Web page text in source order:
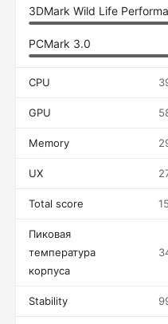
3DMark Wild Life
PCMark 3.0
CPU
GPU
Memory
UX
Total score
Пиковая
температура
корпуса
Stability